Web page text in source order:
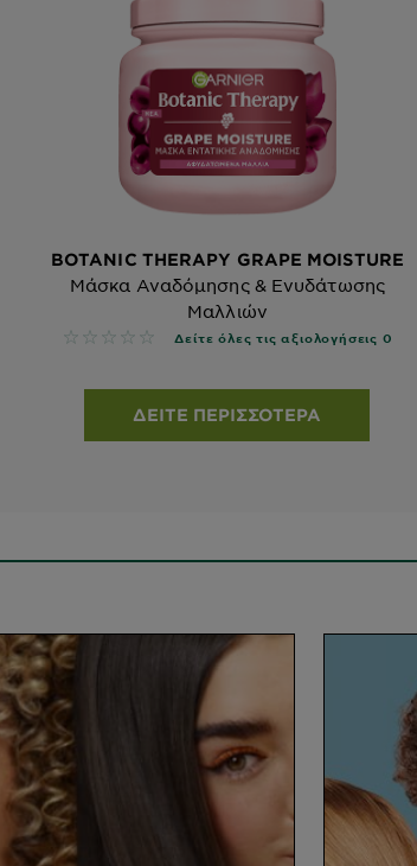
BOTANIC THERAPY GRAPE MOISTURE
Μάσκα Αναδόμησης & Ενυδάτωσης
Μαλλιών
No reviews Δείτε όλες τις αξιολογήσεις 0
ΔΕΊΤΕ ΠΕΡΙΣΣΌΤΕΡΑ